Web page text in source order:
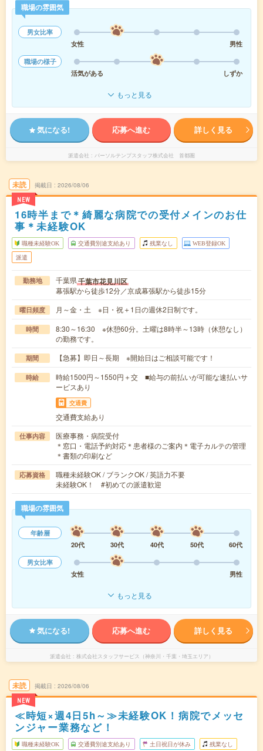
職場の雰囲気
男女比率
女性
男性
職場の様子
活気がある
しずか
もっと見る
気になる! 応募へ進む 詳しく見る
派遣会社 パーソルテンプスタッフ株式会社 首都圏
未読
NEW
掲載日 2026/08/06
16時半まで＊綺麗な病院での受付メインのお仕
事＊未経験OK
職種未経験OK 交通費別途支給あり 残業なし WEB登録OK
派遣
勤務地 千葉県千葉市花見川区
幕張駅から徒歩12分／京成幕張駅から徒歩15分
曜日頻度 月～金・土 ※日・祝＋1日の週休2日制です。
時間
8:30～16:30 ※休憩60分。土曜は8時半～13時（休憩なし）
の勤務です。
期間 【急募】即日～長期 ※開始日はご相談可能です！
時給
時給1500円～1550円＋交 ■給与の前払いが可能な速払いサ
ービスあり
交通費
交通費支給あり
仕事内容
医療事務・病院受付
＊窓口・電話予約対応＊患者様のご案内＊電子カルテの管理
＊書類の印刷など
応募資格
職種未経験OK / ブランクOK / 英語力不要
未経験OK！ #初めての派遣歓迎
職場の雰囲気
年齢層
20代
30代 40代 50代
60代
男女比率
女性
男性
もっと見る
気になる! 応募へ進む 詳しく見る
派遣会社 株式会社スタッフサービス（神奈川・千葉・埼玉エリア）
未読
NEW
掲載日 2026/08/06
≪時短×週4日5h～≫未経験OK！病院でメッセ
ンジャー業務など！
職種未経験OK 交通費別途支給あり 土日祝日が休み 残業なし